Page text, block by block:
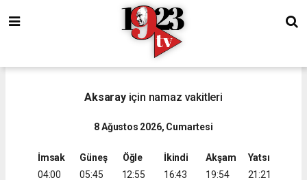
Aksarayiçin namaz vakitleri
8 Ağustos 2026, Cumartesi
İmsak
04:00
Güneş
05:45
Öğle
12:55
İkindi
16:43
Akşam
19:54
Yatsı
21:21